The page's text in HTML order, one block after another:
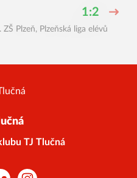
1:2
ZŠ Plzeň, Plzeňská liga elévů
TJ Tlučná